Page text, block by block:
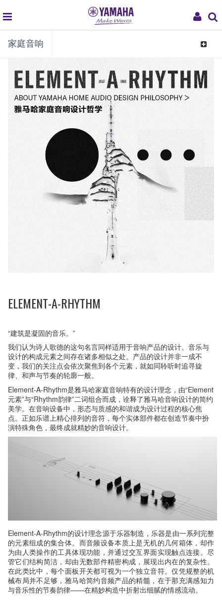
My
navigation
家庭音响
Toggle
ELEMENT-A-RHYTHM
“建筑是凝固的音乐。”
我们认为诗人歌德的这句名言同样适用于音响产品的设计。音乐与
设计的构成元素之间存在诸多相似之处。产品的设计并非一成不
变，我们的关注点会依次聚焦到各个元素，就如同聆听时追寻旋
律、和声与节奏的轮廓一般。
Element-A-Rhythm是雅马哈家庭音响特有的设计理念，由“Element
元素”与“Rhythm韵律”二词组合而成，诠释了雅马哈音响设计的简约
美学。在音响设备中，形态与质感的和谐成为设计过程的核心焦
点。正如乐谱上精心排列的音符，每个实体部件都在创造节奏中扮
演特殊角色，最终成就精妙的音响设计。
Element-A-Rhythm的设计理念源于乐器制造，乐器是由一系列完整
的元素组成的集合体。而音频设备本质上是无机的几何箱体，却作
为由人类操作的工具体现功能，并通过交互界面实现触点连接。尽
管它们结构简洁，却由无数部件精密构成，展现出内在的复杂性。
在此类比中，每个面板开关都可视为一个独立音符。仅凭规整的机
械布局并不足够，雅马哈简约音频产品的精髓，在于那充满感知力
与音乐性的节奏韵律——在精妙构造中折射出细腻的情感流动。